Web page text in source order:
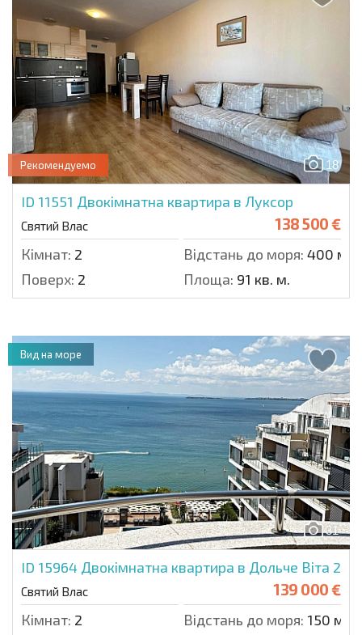
18
Рекомендуемо
ID 11551 Двокімнатна квартира в Луксор
Святий Влас 138 500 €
Кімнат: 2 Відстань до моря: 400 м.
Поверх: 2 Площа: 91 кв. м.
31
ID 15964 Двокімнатна квартира в Дольче Віта 2
Святий Влас 139 000 €
Кімнат: 2 Відстань до моря: 150 м.
Вид на море